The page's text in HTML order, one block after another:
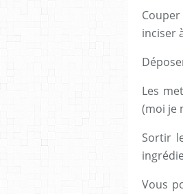
inciser
Les
(moi je
Sortir
Vous